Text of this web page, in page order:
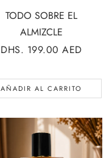
TODO SOBRE EL
ALMIZCLE
PRECIO
DHS. 199.00 AED
AÑADIR AL CARRITO